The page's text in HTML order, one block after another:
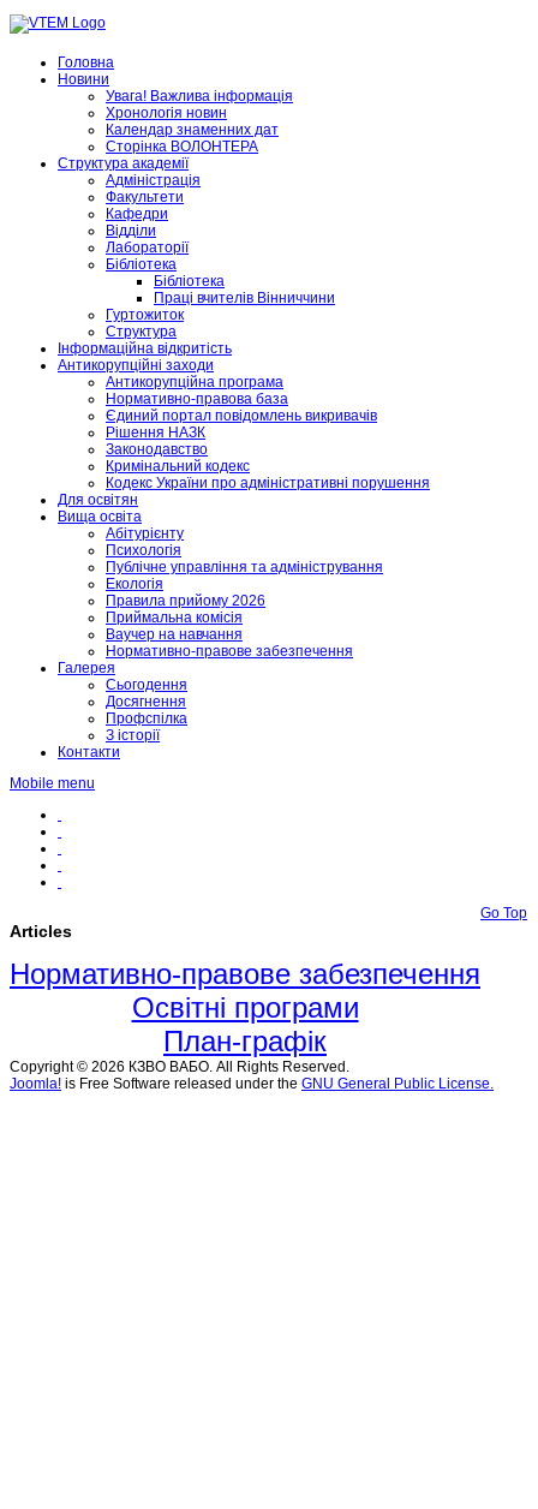
Головна
Новини
Увага! Важлива інформація
Хронологія новин
Календар знаменних дат
Сторінка ВОЛОНТЕРА
Структура академії
Адміністрація
Факультети
Кафедри
Відділи
Лабораторії
Бібліотека
Бібліотека
Праці вчителів Вінниччини
Гуртожиток
Структура
Інформаційна відкритість
Антикорупційні заходи
Антикорупційна програма
Нормативно-правова база
Єдиний портал повідомлень викривачів
Рішення НАЗК
Законодавство
Кримінальний кодекс
Кодекс України про адміністративні порушення
Для освітян
Вища освіта
Абітурієнту
Психологія
Публічне управління та адміністрування
Екологія
Правила прийому 2026
Приймальна комісія
Ваучер на навчання
Нормативно-правове забезпечення
Галерея
Сьогодення
Досягнення
Профспілка
З історії
Контакти
Mobile menu
Articles
Нормативно-правове забезпечення
Освітні програми
План-графік
Copyright © 2026 КЗВО ВАБО. All Rights Reserved.
Joomla! is Free Software released under the GNU General Public License.
Go Top